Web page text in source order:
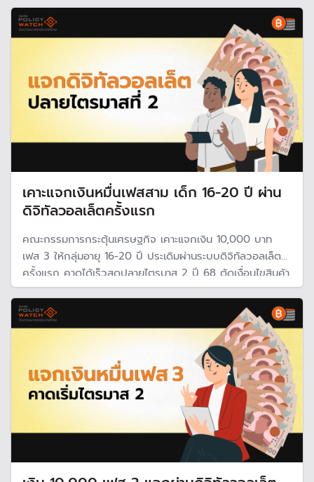
เคาะแจกเงินหมื่นเฟสสาม เด็ก 16-20 ปี ผ่าน
ดิจิทัลวอลเล็ตครั้งแรก
คณะกรรมการกระตุ้นเศรษฐกิจ เคาะแจกเงิน 10,000 บาท
เฟส 3 ให้กลุ่มอายุ 16-20 ปี ประเดิมผ่านระบบดิจิทัลวอลเล็ต
ครั้งแรก คาดได้เร็วสุดปลายไตรมาส 2 ปี 68 ตัดเงื่อนไขสินค้า
ต้องห้าม และขึ้นเงินสดได้ทุกร้ายค้า